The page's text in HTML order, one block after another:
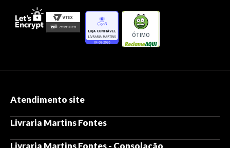
ÓTIMO
Atendimento site
Livraria Martins Fontes
Livraria Martins Fontes - Consolação